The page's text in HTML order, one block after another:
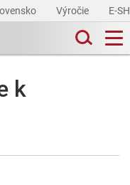
Výročie E-
k